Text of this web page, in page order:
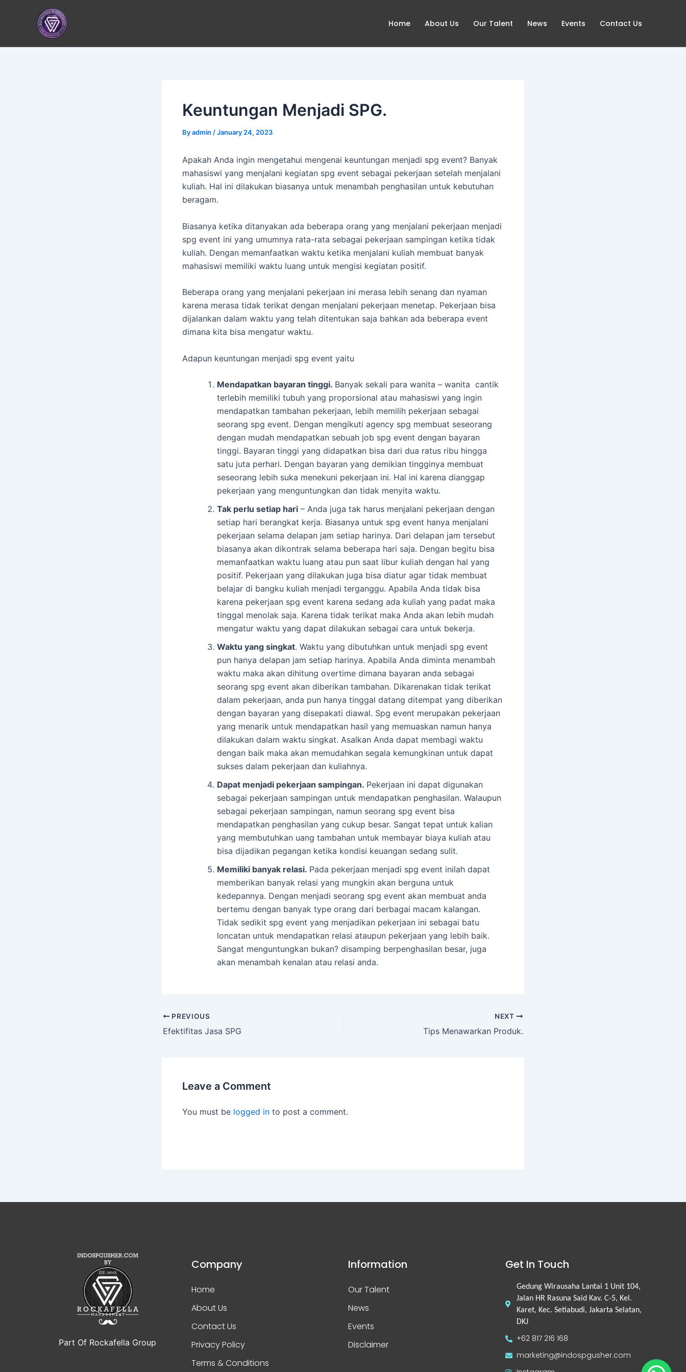
Home About Us Our Talent News Events Contact Us
Keuntungan Menjadi SPG.
Byadmin /January 24, 2023
Apakah Anda ingin mengetahui mengenai keuntungan menjadi spg event? Banyak
mahasiswi yang menjalani kegiatan spg event sebagai pekerjaan setelah menjalani
kuliah. Hal ini dilakukan biasanya untuk menambah penghasilan untuk kebutuhan
beragam.
Biasanya ketika ditanyakan ada beberapa orang yang menjalani pekerjaan menjadi
spg event ini yang umumnya rata-rata sebagai pekerjaan sampingan ketika tidak
kuliah. Dengan memanfaatkan waktu ketika menjalani kuliah membuat banyak
mahasiswi memiliki waktu luang untuk mengisi kegiatan positif.
Beberapa orang yang menjalani pekerjaan ini merasa lebih senang dan nyaman
karena merasa tidak terikat dengan menjalani pekerjaan menetap. Pekerjaan bisa
dijalankan dalam waktu yang telah ditentukan saja bahkan ada beberapa event
dimana kita bisa mengatur waktu.
Adapun keuntungan menjadi spg event yaitu
Mendapatkan bayaran tinggi. Banyak sekali para wanita – wanita cantik
terlebih memiliki tubuh yang proporsional atau mahasiswi yang ingin
mendapatkan tambahan pekerjaan, lebih memilih pekerjaan sebagai
seorang spg event. Dengan mengikuti agency spg membuat seseorang
dengan mudah mendapatkan sebuah job spg event dengan bayaran
tinggi. Bayaran tinggi yang didapatkan bisa dari dua ratus ribu hingga
satu juta perhari. Dengan bayaran yang demikian tingginya membuat
seseorang lebih suka menekuni pekerjaan ini. Hal ini karena dianggap
pekerjaan yang menguntungkan dan tidak menyita waktu.
Tak perlu setiap hari – Anda juga tak harus menjalani pekerjaan dengan
setiap hari berangkat kerja. Biasanya untuk spg event hanya menjalani
pekerjaan selama delapan jam setiap harinya. Dari delapan jam tersebut
biasanya akan dikontrak selama beberapa hari saja. Dengan begitu bisa
memanfaatkan waktu luang atau pun saat libur kuliah dengan hal yang
positif. Pekerjaan yang dilakukan juga bisa diatur agar tidak membuat
belajar di bangku kuliah menjadi terganggu. Apabila Anda tidak bisa
karena pekerjaan spg event karena sedang ada kuliah yang padat maka
tinggal menolak saja. Karena tidak terikat maka Anda akan lebih mudah
mengatur waktu yang dapat dilakukan sebagai cara untuk bekerja.
Waktu yang singkat. Waktu yang dibutuhkan untuk menjadi spg event
pun hanya delapan jam setiap harinya. Apabila Anda diminta menambah
waktu maka akan dihitung overtime dimana bayaran anda sebagai
seorang spg event akan diberikan tambahan. Dikarenakan tidak terikat
dalam pekerjaan, anda pun hanya tinggal datang ditempat yang diberikan
dengan bayaran yang disepakati diawal. Spg event merupakan pekerjaan
yang menarik untuk mendapatkan hasil yang memuaskan namun hanya
dilakukan dalam waktu singkat. Asalkan Anda dapat membagi waktu
dengan baik maka akan memudahkan segala kemungkinan untuk dapat
sukses dalam pekerjaan dan kuliahnya.
Dapat menjadi pekerjaan sampingan. Pekerjaan ini dapat digunakan
sebagai pekerjaan sampingan untuk mendapatkan penghasilan. Walaupun
sebagai pekerjaan sampingan, namun seorang spg event bisa
mendapatkan penghasilan yang cukup besar. Sangat tepat untuk kalian
yang membutuhkan uang tambahan untuk membayar biaya kuliah atau
bisa dijadikan pegangan ketika kondisi keuangan sedang sulit.
Memiliki banyak relasi. Pada pekerjaan menjadi spg event inilah dapat
memberikan banyak relasi yang mungkin akan berguna untuk
kedepannya. Dengan menjadi seorang spg event akan membuat anda
bertemu dengan banyak type orang dari berbagai macam kalangan.
Tidak sedikit spg event yang menjadikan pekerjaan ini sebagai batu
loncatan untuk mendapatkan relasi ataupun pekerjaan yang lebih baik.
Sangat menguntungkan bukan? disamping berpenghasilan besar, juga
akan menambah kenalan atau relasi anda.
PREVIOUS
Efektifitas Jasa SPG
NEXT
Tips Menawarkan Produk.
Leave a Comment
You must be logged in to post a comment.
Part Of Rockafella Group
Company
Home
About Us
Contact Us
Privacy Policy
Terms & Conditions
Information
Our Talent
News
Events
Disclaimer
Get In Touch
Gedung Wirausaha Lantai 1 Unit 104,
Jalan HR Rasuna Said Kav. C-5, Kel.
Karet, Kec. Setiabudi, Jakarta Selatan,
DKJ
+62 817 216 168
marketing@indospgusher.com